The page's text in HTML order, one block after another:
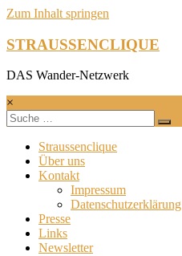
Zum Inhalt springen
STRAUSSENCLIQUE
DAS Wander-Netzwerk
×
Straussenclique
Über uns
Kontakt
Impressum
Datenschutzerklärung
Presse
Links
Newsletter